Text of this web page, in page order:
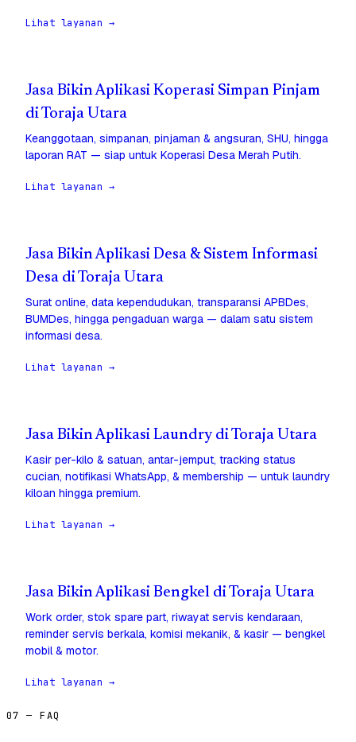
Lihat layanan →
Jasa Bikin Aplikasi Koperasi Simpan Pinjam
di Toraja Utara
Keanggotaan, simpanan, pinjaman & angsuran, SHU, hingga
laporan RAT — siap untuk Koperasi Desa Merah Putih.
Lihat layanan →
Jasa Bikin Aplikasi Desa & Sistem Informasi
Desa di Toraja Utara
Surat online, data kependudukan, transparansi APBDes,
BUMDes, hingga pengaduan warga — dalam satu sistem
informasi desa.
Lihat layanan →
Jasa Bikin Aplikasi Laundry di Toraja Utara
Kasir per-kilo & satuan, antar-jemput, tracking status
cucian, notifikasi WhatsApp, & membership — untuk laundry
kiloan hingga premium.
Lihat layanan →
Jasa Bikin Aplikasi Bengkel di Toraja Utara
Work order, stok spare part, riwayat servis kendaraan,
reminder servis berkala, komisi mekanik, & kasir — bengkel
mobil & motor.
Lihat layanan →
07 — FAQ